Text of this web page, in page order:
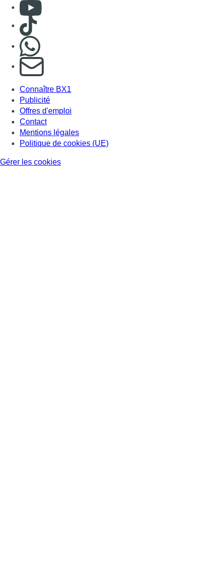
Consulter Youtube
Consulter TikTok
S'abonner à notre newsletter
Connaître BX1
Publicité
Offres d'emploi
Contact
Mentions légales
Politique de cookies (UE)
Gérer les cookies